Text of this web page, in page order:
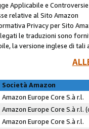
Applicabile e
relative al Sito Amazon
Privacy per Sito
le traduzioni sono
la versione inglese di tali
Società Amazon
Amazon Europe Core S.à r.l.
Amazon Europe Core S.à
Amazon Europe Core S.à r.l.